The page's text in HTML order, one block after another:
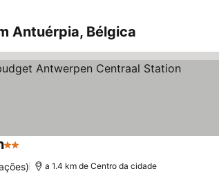
Antuérpia, Bélgica
2 Estrelas
a 1.4 km de Centro da cidade